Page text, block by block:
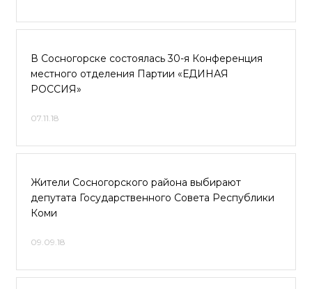
В Сосногорске состоялась 30-я Конференция
местного отделения Партии «ЕДИНАЯ
РОССИЯ»
07.11.18
Жители Сосногорского района выбирают
депутата Государственного Совета Республики
Коми
09.09.18